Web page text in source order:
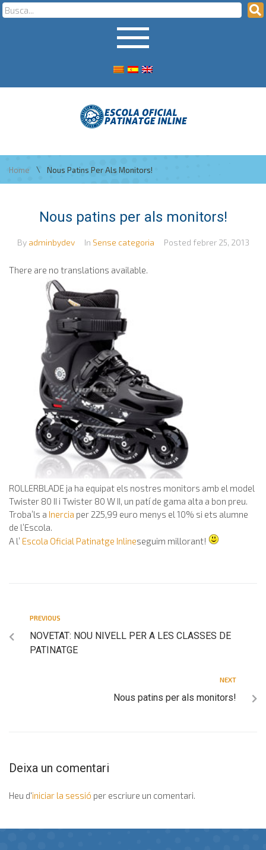
Home \ Nous Patins Per Als Monitors!
Nous patins per als monitors!
By adminbydev In Sense categoria Posted febrer 25, 2013
There are no translations available.
ROLLERBLADE ja ha equipat els nostres monitors amb el model
Twister 80 II i Twister 80 W II, un patí de gama alta a bon preu.
Troba’ls a Inercia per 225,99 euro menys el 10% si ets alumne
de l’Escola.
A l’ Escola Oficial Patinatge Inlineseguim millorant!
PREVIOUS
NOVETAT: NOU NIVELL PER A LES CLASSES DE
PATINATGE
NEXT
Nous patins per als monitors!
Deixa un comentari
Heu d'iniciar la sessió per escriure un comentari.